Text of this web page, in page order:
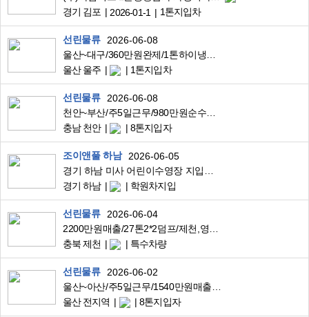
경기 김포
2026-01-1 1톤지입차
선린물류
2026-06-08
울산 울주
1톤지입차
선린물류
2026-06-08
충남 천안
8톤지입자
조이앤풀 하남
2026-06-05
경기 하남
학원차지입
선린물류
2026-06-04
충북 제천
특수차량
선린물류
2026-06-02
울산 전지역
8톤지입자